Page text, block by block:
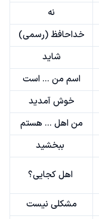
نه
خداحافظ (رسمی)
شاید
اسم من ... است
خوش آمدید
من اهل ... هستم
ببخشید
اهل کجایی؟
مشکلی نیست